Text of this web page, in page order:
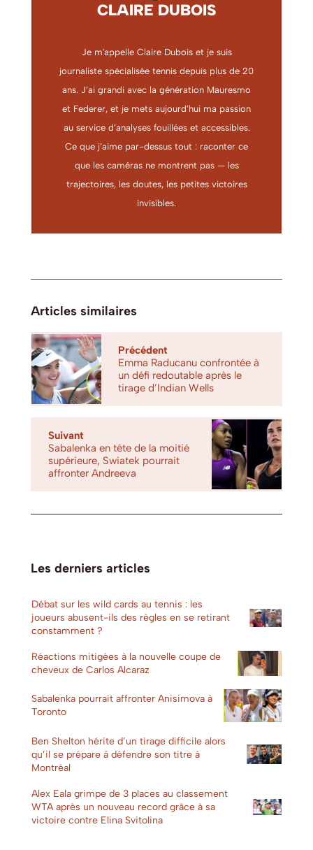
CLAIRE DUBOIS
Je m'appelle Claire Dubois et je suis
journaliste spécialisée tennis depuis plus de 20
ans. J’ai grandi avec la génération Mauresmo
et Federer, et je mets aujourd’hui ma passion
au service d’analyses fouillées et accessibles.
Ce que j’aime par-dessus tout : raconter ce
que les caméras ne montrent pas — les
trajectoires, les doutes, les petites victoires
invisibles.
Articles similaires
Précédent
Emma Raducanu confrontée à
un défi redoutable après le
tirage d’Indian Wells
Suivant
Sabalenka en tête de la moitié
supérieure, Swiatek pourrait
affronter Andreeva
Les derniers articles
Débat sur les wild cards au tennis : les
joueurs abusent-ils des règles en se retirant
constamment ?
Réactions mitigées à la nouvelle coupe de
cheveux de Carlos Alcaraz
Sabalenka pourrait affronter Anisimova à
Toronto
Ben Shelton hérite d’un tirage difficile alors
qu’il se prépare à défendre son titre à
Montréal
Alex Eala grimpe de 3 places au classement
WTA après un nouveau record grâce à sa
victoire contre Elina Svitolina